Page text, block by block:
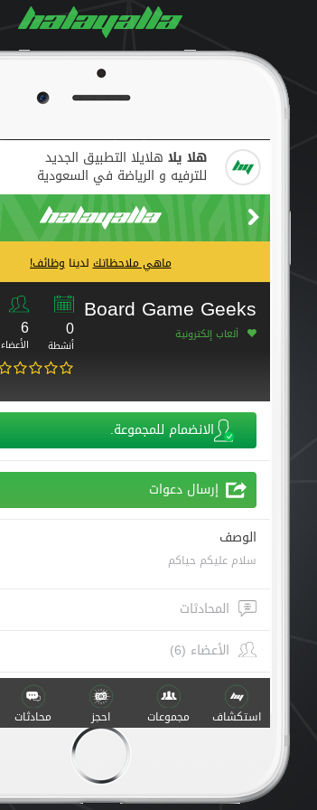
هلا يلا هلايلا التطبيق الجديد
للترفيه و الرياضة في السعودية
ماهي ملاحظاتكلديناوظائف!
Board Game Geeks
ألعاب إلكترونية 0
أنشطة
6
الأعضاء
الانضمام للمجموعة.
إرسال دعوات
الوصف
سلام عليكم حياكم
المحادثات
الأعضاء (6)
أنشطة
استكشاف مجموعات احجز محادثات